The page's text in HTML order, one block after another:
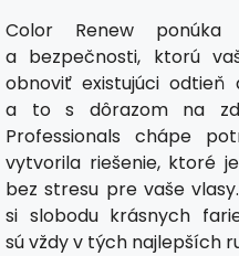
Color Renew ponúka
a bezpečnosti, ktorú
obnoviť existujúci odtieň
a to s dôrazom na
Professionals chápe
vytvorila riešenie, ktoré
bez stresu pre vaše
si slobodu krásnych
sú vždy v tých najlepších